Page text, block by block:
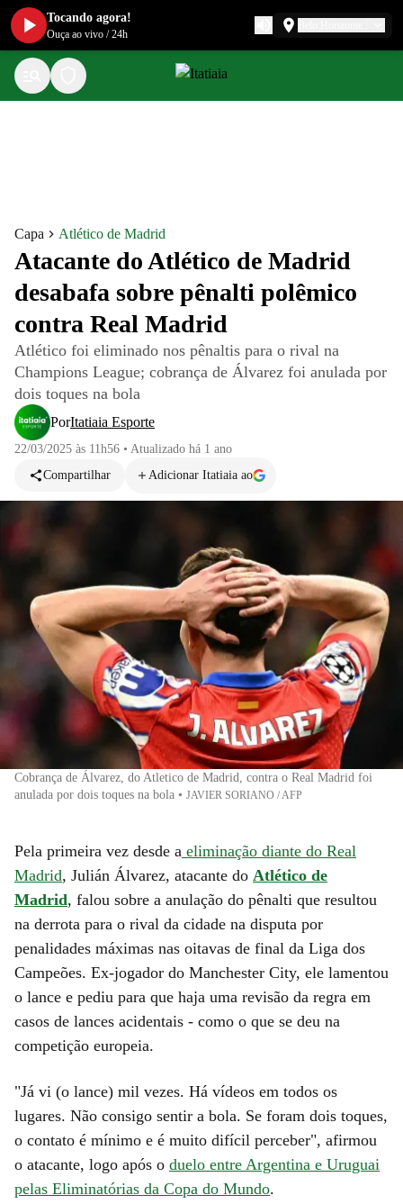
Capa Atlético de Madrid
Atacante do Atlético de Madrid
desabafa sobre pênalti polêmico
contra Real Madrid
Atlético foi eliminado nos pênaltis para o rival na
Champions League; cobrança de Álvarez foi anulada por
dois toques na bola
PorItatiaia Esporte
22/03/2025 às 11h56 • Atualizado há 1 ano
Compartilhar
Adicionar Itatiaia ao
Cobrança de Álvarez, do Atletico de Madrid, contra o Real Madrid foi
anulada por dois toques na bola • JAVIER SORIANO / AFP
Pela primeira vez desde a eliminação diante do Real
Madrid, Julián Álvarez, atacante do Atlético de
Madrid, falou sobre a anulação do pênalti que resultou
na derrota para o rival da cidade na disputa por
penalidades máximas nas oitavas de final da Liga dos
Campeões. Ex-jogador do Manchester City, ele lamentou
o lance e pediu para que haja uma revisão da regra em
casos de lances acidentais - como o que se deu na
competição europeia.
"Já vi (o lance) mil vezes. Há vídeos em todos os
lugares. Não consigo sentir a bola. Se foram dois toques,
o contato é mínimo e é muito difícil perceber", afirmou
o atacante, logo após o duelo entre Argentina e Uruguai
pelas Eliminatórias da Copa do Mundo.
Tocando agora!
Ouça ao vivo /24h